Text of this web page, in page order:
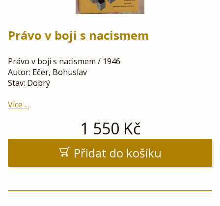
Právo v boji s nacismem
Právo v boji s nacismem / 1946
Autor: Ečer, Bohuslav
Stav: Dobrý
Více ...
1 550 Kč
Přidat do košíku